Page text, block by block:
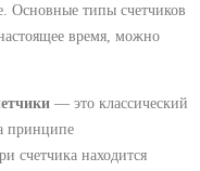
Основные типы счетчиков
время, можно
― это классический
принципе
счетчика находится